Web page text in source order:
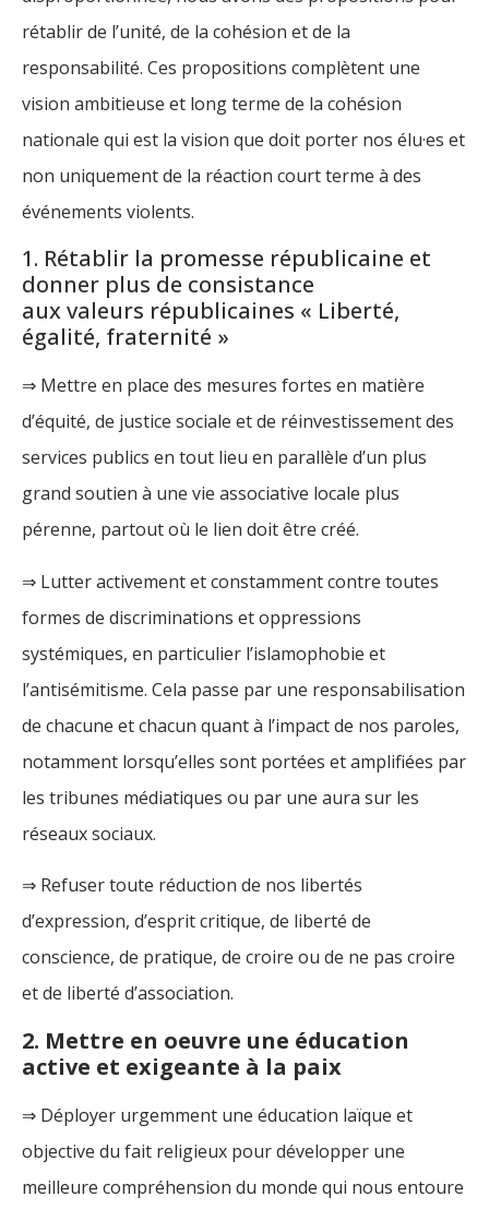
rétablir de l’unité, de la cohésion et de la
responsabilité. Ces propositions complètent une
vision ambitieuse et long terme de la cohésion
nationale qui est la vision que doit porter nos élu·es et
non uniquement de la réaction court terme à des
événements violents.
1. Rétablir la promesse républicaine et
donner plus de consistance
aux valeurs républicaines « Liberté,
égalité, fraternité »
⇒ Mettre en place des mesures fortes en matière
d’équité, de justice sociale et de réinvestissement des
services publics en tout lieu en parallèle d’un plus
grand soutien à une vie associative locale plus
pérenne, partout où le lien doit être créé.
⇒ Lutter activement et constamment contre toutes
formes de discriminations et oppressions
systémiques, en particulier l’islamophobie et
l’antisémitisme. Cela passe par une responsabilisation
de chacune et chacun quant à l’impact de nos paroles,
notamment lorsqu’elles sont portées et amplifiées par
les tribunes médiatiques ou par une aura sur les
réseaux sociaux.
⇒ Refuser toute réduction de nos libertés
d’expression, d’esprit critique, de liberté de
conscience, de pratique, de croire ou de ne pas croire
et de liberté d’association.
2. Mettre en oeuvre une éducation
active et exigeante à la paix
⇒ Déployer urgemment une éducation laïque et
objective du fait religieux pour développer une
meilleure compréhension du monde qui nous entoure